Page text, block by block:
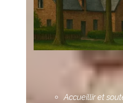
Accueillir et